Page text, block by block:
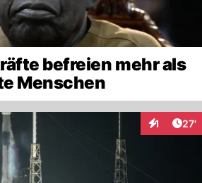
befreien mehr als
Menschen
1 27'